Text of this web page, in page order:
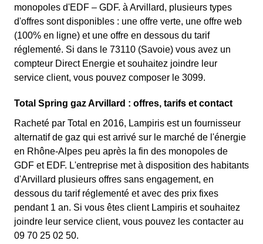
monopoles d'EDF – GDF. à Arvillard, plusieurs types
d'offres sont disponibles : une offre verte, une offre web
(100% en ligne) et une offre en dessous du tarif
réglementé. Si dans le 73110 (Savoie) vous avez un
compteur Direct Energie et souhaitez joindre leur
service client, vous pouvez composer le 3099.
Total Spring gaz Arvillard : offres, tarifs et contact
Racheté par Total en 2016, Lampiris est un fournisseur
alternatif de gaz qui est arrivé sur le marché de l'énergie
en Rhône-Alpes peu après la fin des monopoles de
GDF et EDF. L'entreprise met à disposition des habitants
d'Arvillard plusieurs offres sans engagement, en
dessous du tarif réglementé et avec des prix fixes
pendant 1 an. Si vous êtes client Lampiris et souhaitez
joindre leur service client, vous pouvez les contacter au
09 70 25 02 50.